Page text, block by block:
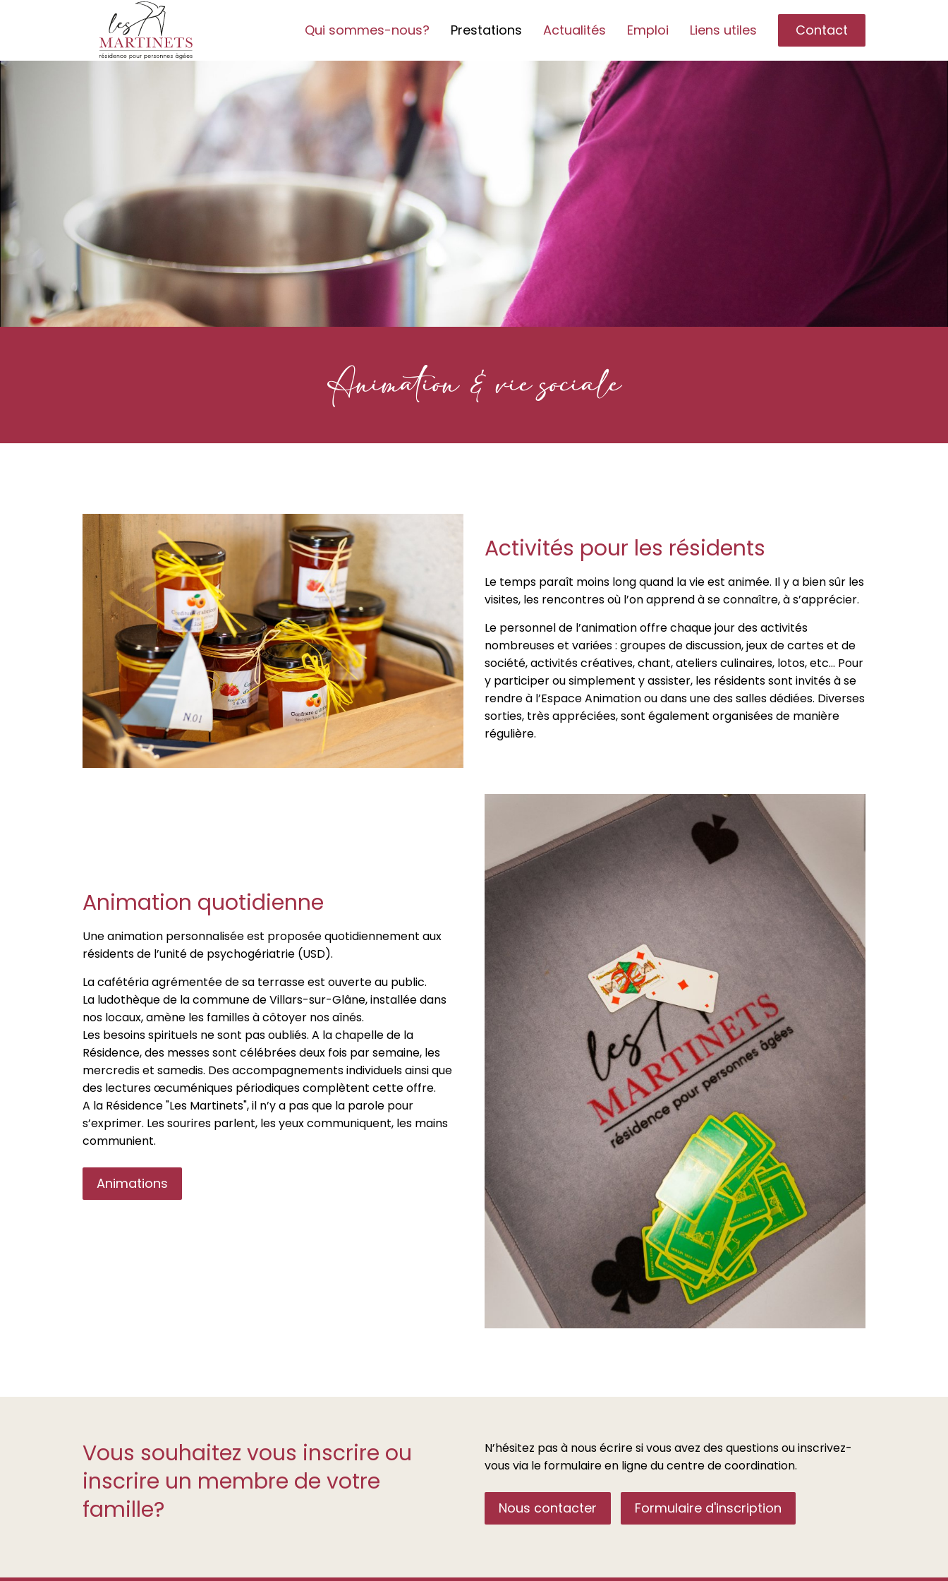
martinets.ch
Qui sommes-nous? Prestations Actualités Emploi Liens utiles Contact
Animation & vie sociale
Activités pour les résidents
Le temps paraît moins long quand la vie est animée. Il y a bien sûr les
visites, les rencontres où l’on apprend à se connaître, à s’apprécier.
Le personnel de l’animation offre chaque jour des activités
nombreuses et variées : groupes de discussion, jeux de cartes et de
société, activités créatives, chant, ateliers culinaires, lotos, etc... Pour
y participer ou simplement y assister, les résidents sont invités à se
rendre à l’Espace Animation ou dans une des salles dédiées. Diverses
sorties, très appréciées, sont également organisées de manière
régulière.
Animation quotidienne
Une animation personnalisée est proposée quotidiennement aux
résidents de l’unité de psychogériatrie (USD).
La cafétéria agrémentée de sa terrasse est ouverte au public.
La ludothèque de la commune de Villars-sur-Glâne, installée dans
nos locaux, amène les familles à côtoyer nos aînés.
Les besoins spirituels ne sont pas oubliés. A la chapelle de la
Résidence, des messes sont célébrées deux fois par semaine, les
mercredis et samedis. Des accompagnements individuels ainsi que
des lectures œcuméniques périodiques complètent cette offre.
A la Résidence "Les Martinets", il n’y a pas que la parole pour
s’exprimer. Les sourires parlent, les yeux communiquent, les mains
communient.
Animations
Vous souhaitez vous inscrire ou
inscrire un membre de votre
famille?
N’hésitez pas à nous écrire si vous avez des questions ou inscrivez-
vous via le formulaire en ligne du centre de coordination.
Nous contacter Formulaire d'inscription